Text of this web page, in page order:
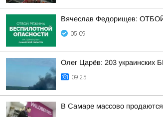
Вячеслав Федорищев: ОТБОЙ
05:09
Олег Царёв: 203
09:25
В Самаре массово